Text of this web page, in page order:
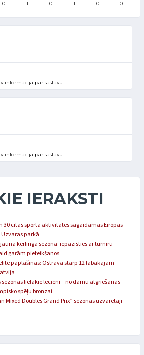
0 1 0 1 0 0
informācija par sastāvu
informācija par sastāvu
IERAKSTI
30 citas sporta aktivitātes sagaidāmas Eiropas
parkā
kērlinga sezona: iepazīsties ar turnīru
garām pieteikšanos
paplašinās: Ostravā starp 12 labākajām
lielākie lēcieni – no dāmu atgriešanās
spēļu bronzai
Mixed Doubles Grand Prix” sezonas uzvarētāji –